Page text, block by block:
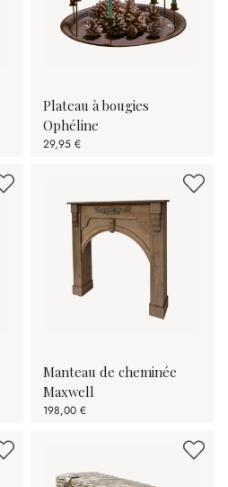
Plateau à bougies
Ophéline
29,95 €
Manteau de cheminée
Maxwell
198,00 €